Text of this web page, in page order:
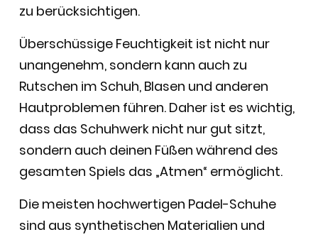
zu berücksichtigen.
Überschüssige Feuchtigkeit ist nicht nur
unangenehm, sondern kann auch zu
Rutschen im Schuh, Blasen und anderen
Hautproblemen führen. Daher ist es wichtig,
dass das Schuhwerk nicht nur gut sitzt,
sondern auch deinen Füßen während des
gesamten Spiels das „Atmen“ ermöglicht.
Die meisten hochwertigen Padel-Schuhe
sind aus synthetischen Materialien und